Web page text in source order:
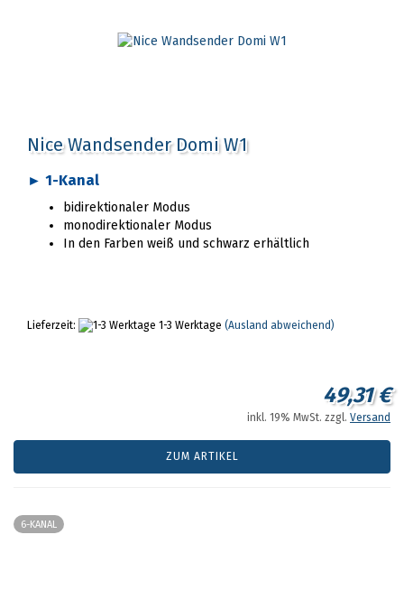
Nice Wandsender Domi W1
► 1-Kanal
bidirektionaler Modus
monodirektionaler Modus
In den Farben weiß und schwarz erhältlich
Lieferzeit: 1-3 Werktage (Ausland abweichend)
49,31 €
inkl. 19% MwSt. zzgl. Versand
ZUM ARTIKEL
6-KANAL